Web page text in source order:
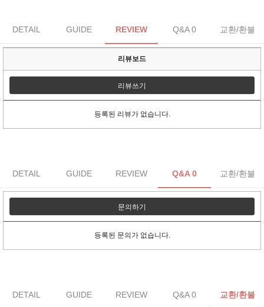
DETAIL GUIDE REVIEW Q&A 0 교환/환불
리뷰보드
리뷰쓰기
등록된 리뷰가 없습니다.
DETAIL GUIDE REVIEW Q&A 0 교환/환불
문의하기
등록된 문의가 없습니다.
DETAIL GUIDE REVIEW Q&A 0 교환/환불